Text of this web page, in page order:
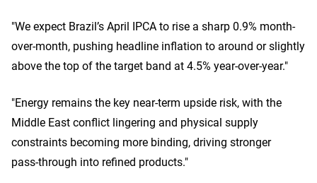
"We expect Brazil’s April IPCA to rise a sharp 0.9% month-
over-month, pushing headline inflation to around or slightly
above the top of the target band at 4.5% year-over-year."
"Energy remains the key near‑term upside risk, with the
Middle East conflict lingering and physical supply
constraints becoming more binding, driving stronger
pass‑through into refined products."